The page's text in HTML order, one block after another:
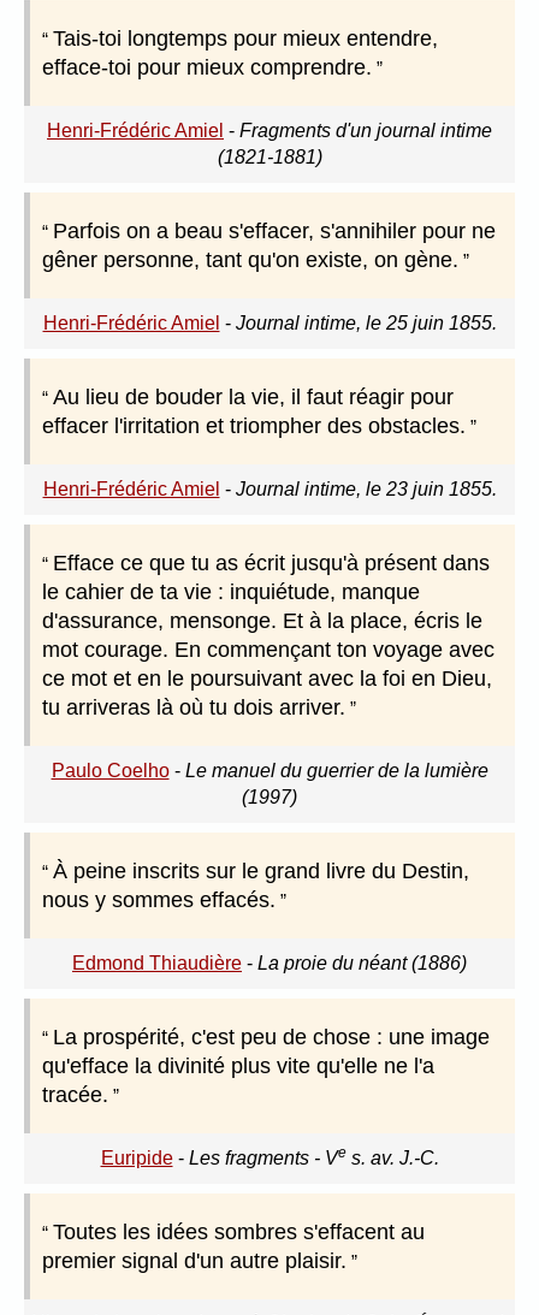
Tais-toi longtemps pour mieux entendre,
efface-toi pour mieux comprendre.
Henri-Frédéric Amiel - Fragments d'un journal intime
(1821-1881)
Parfois on a beau s'effacer, s'annihiler pour ne
gêner personne, tant qu'on existe, on gène.
Henri-Frédéric Amiel - Journal intime, le 25 juin 1855.
Au lieu de bouder la vie, il faut réagir pour
effacer l'irritation et triompher des obstacles.
Henri-Frédéric Amiel - Journal intime, le 23 juin 1855.
Efface ce que tu as écrit jusqu'à présent dans
le cahier de ta vie : inquiétude, manque
d'assurance, mensonge. Et à la place, écris le
mot courage. En commençant ton voyage avec
ce mot et en le poursuivant avec la foi en Dieu,
tu arriveras là où tu dois arriver.
Paulo Coelho- Le manuel du guerrier de la lumière
(1997)
À peine inscrits sur le grand livre du Destin,
nous y sommes effacés.
Edmond Thiaudière - La proie du néant (1886)
La prospérité, c'est peu de chose : une image
qu'efface la divinité plus vite qu'elle ne l'a
tracée.
Euripide- Les fragments - Ves. av. J.-C.
Toutes les idées sombres s'effacent au
premier signal d'un autre plaisir.